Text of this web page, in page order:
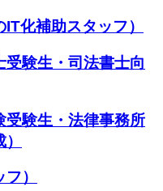
化補助スタッフ）
験生・司法書士向
受験生・法律事務所
）